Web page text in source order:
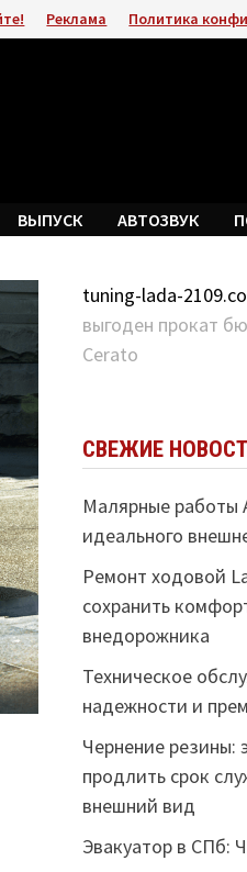
Реклама Политика
ВЫПУСК АВТОЗВУК
tuning-lada-
выгоден прокат
Cerato
СВЕЖИЕ
Малярные работы
идеального
Ремонт ходовой
сохранить
внедорожника
Техническое
надежности и
Чернение резины:
продлить срок
внешний вид
Эвакуатор в СПб: